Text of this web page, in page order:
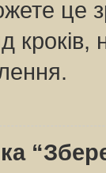
це
кроків,